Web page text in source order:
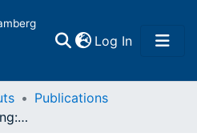
Log In(current)
Publications
Verhaltensbeobachtung: Methoden, Kategorien und Kriterien